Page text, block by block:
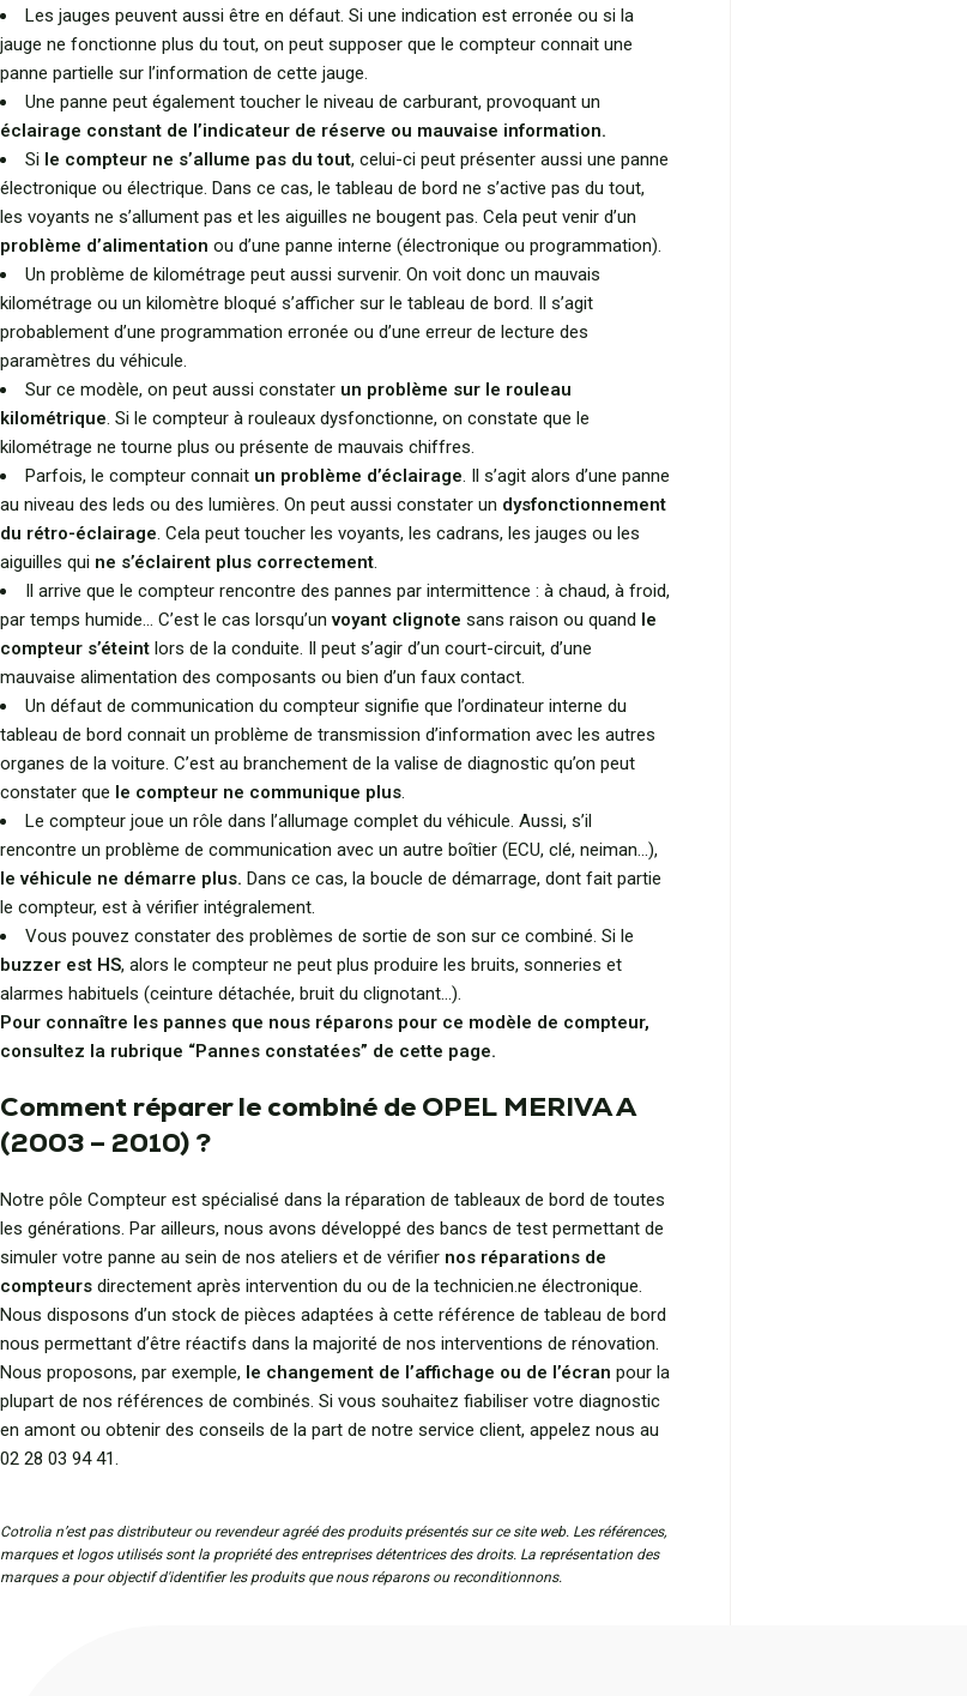
Les jauges peuvent aussi être en défaut. Si une indication est erronée ou si la
jauge ne fonctionne plus du tout, on peut supposer que le compteur connait une
panne partielle sur l’information de cette jauge.
Une panne peut également toucher le niveau de carburant, provoquant un
éclairage constant de l’indicateur de réserve ou mauvaise information.
Si le compteur ne s’allume pas du tout, celui-ci peut présenter aussi une panne
électronique ou électrique. Dans ce cas, le tableau de bord ne s’active pas du tout,
les voyants ne s’allument pas et les aiguilles ne bougent pas. Cela peut venir d’un
problème d’alimentation ou d’une panne interne (électronique ou programmation).
Un problème de kilométrage peut aussi survenir. On voit donc un mauvais
kilométrage ou un kilomètre bloqué s’afficher sur le tableau de bord. Il s’agit
probablement d’une programmation erronée ou d’une erreur de lecture des
paramètres du véhicule.
Sur ce modèle, on peut aussi constater un problème sur le rouleau
kilométrique. Si le compteur à rouleaux dysfonctionne, on constate que le
kilométrage ne tourne plus ou présente de mauvais chiffres.
Parfois, le compteur connait un problème d’éclairage. Il s’agit alors d’une panne
au niveau des leds ou des lumières. On peut aussi constater un dysfonctionnement
du rétro-éclairage. Cela peut toucher les voyants, les cadrans, les jauges ou les
aiguilles qui ne s’éclairent plus correctement.
Il arrive que le compteur rencontre des pannes par intermittence : à chaud, à froid,
par temps humide… C’est le cas lorsqu’unvoyant clignote sans raison ou quand
le
compteur s’éteint lors de la conduite. Il peut s’agir d’un court-circuit, d’une
mauvaise alimentation des composants ou bien d’un faux contact.
Un défaut de communication du compteur signifie que l’ordinateur interne du
tableau de bord connait un problème de transmission d’information avec les autres
organes de la voiture. C’est au branchement de la valise de diagnostic qu’on peut
constater que le compteur ne communique plus.
Le compteur joue un rôle dans l’allumage complet du véhicule. Aussi, s’il
rencontre un problème de communication avec un autre boîtier (ECU, clé, neiman…),
le véhicule ne démarre plus. Dans ce cas, la boucle de démarrage, dont fait partie
le compteur, est à vérifier intégralement.
Vous pouvez constater des problèmes de sortie de son sur ce combiné. Si le
buzzer est HS, alors le compteur ne peut plus produire les bruits, sonneries et
alarmes habituels (ceinture détachée, bruit du clignotant…).
Pour connaître les pannes que nous réparons pour ce modèle de compteur,
consultez la rubrique “Pannes constatées” de cette page.
Comment réparer le combiné de OPEL MERIVA A
(2003 – 2010) ?
Notre pôle Compteur est spécialisé dans la réparation de tableaux de bord de toutes
les générations. Par ailleurs, nous avons développé des bancs de test permettant de
simuler votre panne au sein de nos ateliers et de vérifier nos réparations de
compteurs directement après intervention du ou de la technicien.ne électronique.
Nous disposons d’un stock de pièces adaptées à cette référence de tableau de bord
nous permettant d’être réactifs dans la majorité de nos interventions de rénovation.
Nous proposons, par exemple, le changement de l’affichage ou de l’écran pour la
plupart de nos références de combinés. Si vous souhaitez fiabiliser votre diagnostic
en amont ou obtenir des conseils de la part de notre service client, appelez nous au
02 28 03 94 41.
Cotrolia n’est pas distributeur ou revendeur agréé des produits présentés sur ce site web. Les références,
marques et logos utilisés sont la propriété des entreprises détentrices des droits. La représentation des
marques a pour objectif d'identifier les produits que nous réparons ou reconditionnons.